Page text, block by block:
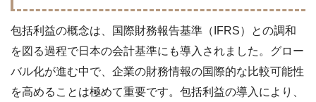
包括利益の概念は、国際財務報告基準（IFRS）との調和
を図る過程で日本の会計基準にも導入されました。グロー
バル化が進む中で、企業の財務情報の国際的な比較可能性
を高めることは極めて重要です。包括利益の導入により、